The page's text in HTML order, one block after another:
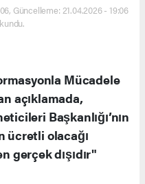
Güncelleme: 21.04.2026 - 19:06
Mücadele
açıklamada,
Başkanlığı’nın
ücretli olacağı
gerçek dışıdır"